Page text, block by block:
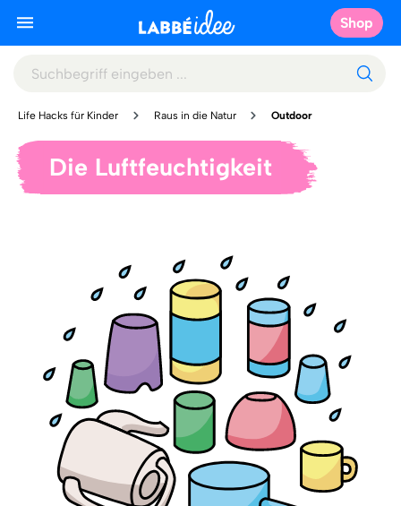
Shop
Life Hacks für Kinder Raus in die Natur Outdoor
Die Luftfeuchtigkeit